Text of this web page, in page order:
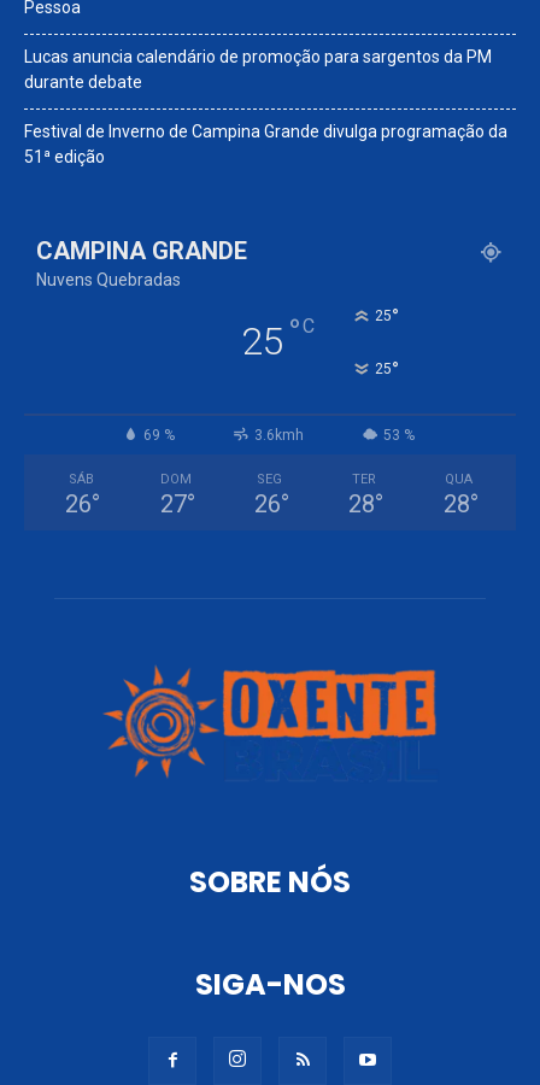
Pessoa
Lucas anuncia calendário de promoção para sargentos da PM
durante debate
Festival de Inverno de Campina Grande divulga programação da
51ª edição
CAMPINA GRANDE
Nuvens Quebradas
25 °C 25°
25°
69 % 3.6kmh 53 %
SÁB
26°
DOM
27°
SEG
26°
TER
28°
QUA
28°
SOBRE NÓS
SIGA-NOS